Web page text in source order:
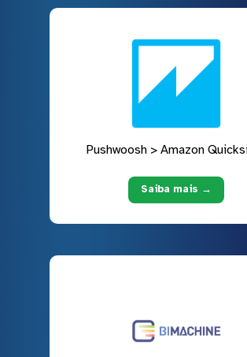
Pushwoosh > Amazon
Saiba mais →